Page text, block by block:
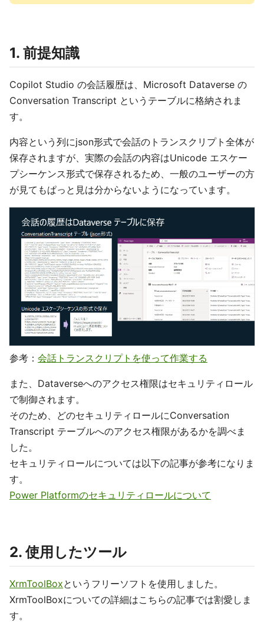
1. 前提知識
Copilot Studio の会話履歴は、Microsoft Dataverse の
Conversation Transcript というテーブルに格納されま
す。
内容という列にjson形式で会話のトランスクリプト全体が
保存されますが、実際の会話の内容はUnicode エスケー
プシーケンス形式で保存されるため、一般のユーザーの方
が見てもぱっと見は分からないようになっています。
参考： 会話トランスクリプトを使って作業する
また、Dataverseへのアクセス権限はセキュリティロール
で制御されます。
そのため、どのセキュリティロールにConversation
Transcript テーブルへのアクセス権限があるかを調べま
した。
セキュリティロールについては以下の記事が参考になりま
す。
Power Platformのセキュリティロールについて
2. 使用したツール
XrmToolBoxというフリーソフトを使用しました。
XrmToolBoxについての詳細はこちらの記事では割愛しま
す。